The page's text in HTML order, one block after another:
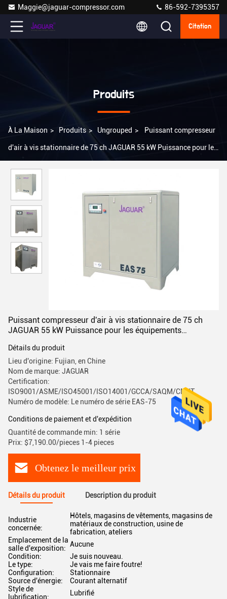
Maggie@jaguar-compressor.com 86-592-7395357
Citation
Produits
À La Maison > Produits > Ungrouped > Puissant compresseur
d'air à vis stationnaire de 75 ch JAGUAR 55 kW Puissance pour les
Puissant compresseur d'air à vis stationnaire de 75 ch
JAGUAR 55 kW Puissance pour les équipements
Détails du produit
Lieu d'origine: Fujian, en Chine
Nom de marque: JAGUAR
Certification:
ISO9001/ASME/ISO45001/ISO14001/GCCA/SAQM/CMIIT
Numéro de modèle: Le numéro de série EAS-75
Conditions de paiement et d'expédition
Quantité de commande min: 1 série
Prix: $7,190.00/pieces 1-4 pieces
Obtenez le meilleur prix
Détails du produit Description du produit
Industrie
concernée:
Hôtels, magasins de vêtements, magasins de
matériaux de construction, usine de
fabrication, ateliers
Emplacement de la
salle d'exposition: Aucune
Condition:
Je suis nouveau.
Le type:
Je vais me faire foutre!
Configuration:
Stationnaire
Source d'énergie:
Courant alternatif
Style de
lubrification:
Lubrifié